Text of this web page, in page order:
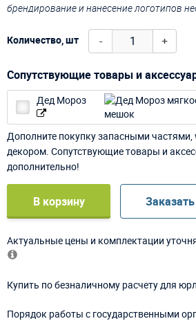
брендирование и нанесение логотипов
Количество, шт - +
Сопутствующие товары и
Дед Мороз
Дополните покупку запасными
декором. Сопутствующие товары и
дополнительно!
В корзину
Актуальные цены и комплектации
Купить по безналичному расчету для
Порядок работы с государственными